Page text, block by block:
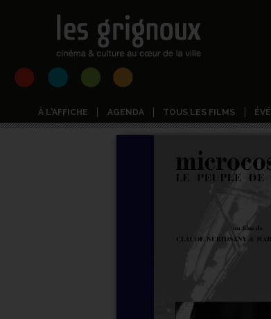
À L'AFFICHE AGENDA TOUS LES FILMS